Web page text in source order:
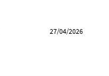
27/04/2026